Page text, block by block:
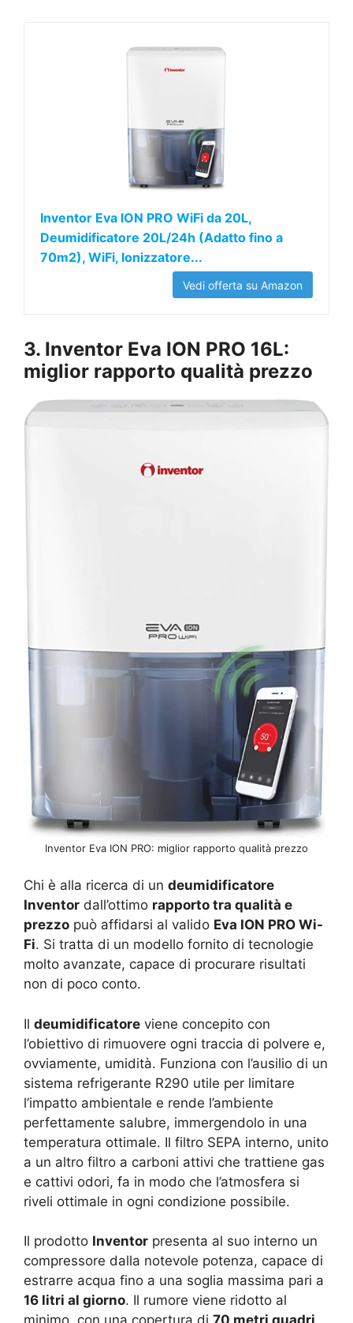
Inventor Eva ION PRO WiFi da 20L,
Deumidificatore 20L/24h (Adatto fino a
70m2), WiFi, Ionizzatore...
Vedi offerta su Amazon
3. Inventor Eva ION PRO 16L:
miglior rapporto qualità prezzo
Inventor Eva ION PRO: miglior rapporto qualità prezzo
Chi è alla ricerca di un deumidificatore
Inventor dall’ottimo rapporto tra qualità e
prezzo può affidarsi al valido Eva ION PRO Wi-
Fi. Si tratta di un modello fornito di tecnologie
molto avanzate, capace di procurare risultati
non di poco conto.
Il deumidificatore viene concepito con
l’obiettivo di rimuovere ogni traccia di polvere e,
ovviamente, umidità. Funziona con l’ausilio di un
sistema refrigerante R290 utile per limitare
l’impatto ambientale e rende l’ambiente
perfettamente salubre, immergendolo in una
temperatura ottimale. Il filtro SEPA interno, unito
a un altro filtro a carboni attivi che trattiene gas
e cattivi odori, fa in modo che l’atmosfera si
riveli ottimale in ogni condizione possibile.
Il prodotto Inventor presenta al suo interno un
compressore dalla notevole potenza, capace di
estrarre acqua fino a una soglia massima pari a
16 litri al giorno. Il rumore viene ridotto al
minimo, con una copertura di 70 metri quadri